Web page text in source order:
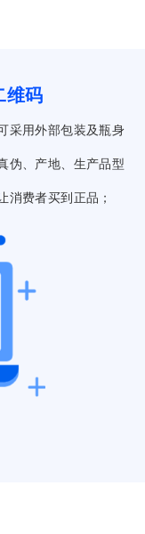
维码
采用外部包装及瓶身
伪、产地、生产品型
消费者买到正品；